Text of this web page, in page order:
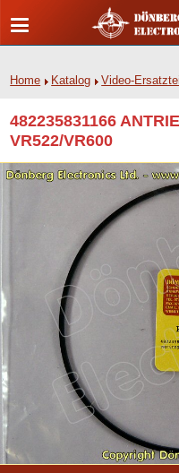
Home Katalog Video-
482235831166
VR522/VR600